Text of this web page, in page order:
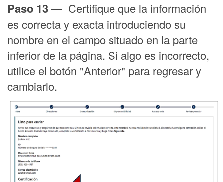
Paso 13— Certifique que la información
es correcta y exacta introduciendo su
nombre en el campo situado en la parte
inferior de la página. Si algo es incorrecto,
utilice el botón "Anterior" para regresar y
cambiarlo.